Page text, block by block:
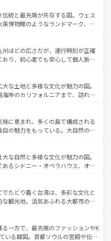
地であるランス、プロヴァンスの
ど、多彩な楽しみ方が可能だ。さ
にも魅力が溢れており、どの街角に
れぞれで全く異なる文化を体験で
なお、新着のフランス情報はコンテンツ一覧
を歩いても飽きることがない。ベ
イエルン州のアルプスの絶景、そ
イン畑といった風景は必見。ビール
してほしい。 なお、新着の
ツ一覧を参照してほしい。
統と最先端が共存する国。ウェス
英博物館のようなランドマーク、歴
ある。また、優雅なアフタヌーン
はたまらない英国パブ、サッカー観
できる体験も豊富。イギリスを旅
い。
州ほどの広さだが、運行時刻が正確
り、初心者でも安心して個人旅行
や、スイスならではのユニークな
観光だけでなく町歩きも満喫する
得が高いため物価も高いが、旅行
しむこともできる。 なお、新
テンツ一覧 を参照してほしい。
な土地と多様な文化が魅力の国。
岸のカリフォルニアまで、訪れる
光、ショッピング、エンターテイ
的なスポットだ。一方、アメリカ
り、グランドキャニオンやイエロー
は、音楽と美食が融合した独特の
メリカの各地域で異なる魅力を楽
と豊かな歴史を感じることができ
お、新着のアメリカ
を参照してほしい。
に恵まれ、多くの島で構成される
の魅力をもっている。大自然の神
た、定番の観光地といえばオアフ
めるならマウイ島やカウアイ島が
リーンに輝く海をはじめ、豊かな
れる人々を迎えてくれるハワイの
フードやハワイアンミュージッ
など、すべてがハワイの魅力を彩
新着のハワイ情報
照してほしい。
な自然と多様な文化が魅力の国。
るシドニー・オペラハウス、オー
にそびえるウルル（エアーズロッ
い原生林やケアンズの熱帯雨林な
。また、カフェやワイン、オージ
充実しており、サーフィンやダイ
、アウトドア好きにはたまらな
彩な魅力を存分に味わいつくそ
たどり着く台湾は、多彩な文化と
観光地。活気あふれる大都市の台
である台湾東部など、都市の喧騒
ており、訪れる人に新しい発見と
。また、奥深い台湾の食文化も魅
一方で、最先端のファッションやK
いる韓国。首都ソウルの宮殿や伝統